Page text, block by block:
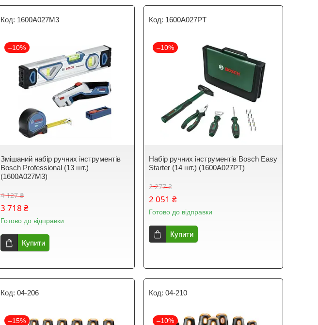
1600A027M3
–10%
Змішаний набір ручних інструментів
Bosch Professional (13 шт.)
(1600A027M3)
4 127 ₴
3 718 ₴
Готово до відправки
Купити
1600A027PT
–10%
Набір ручних інструментів Bosch Easy
Starter (14 шт.) (1600A027PT)
2 277 ₴
2 051 ₴
Готово до відправки
Купити
04-206
–15%
04-210
–10%